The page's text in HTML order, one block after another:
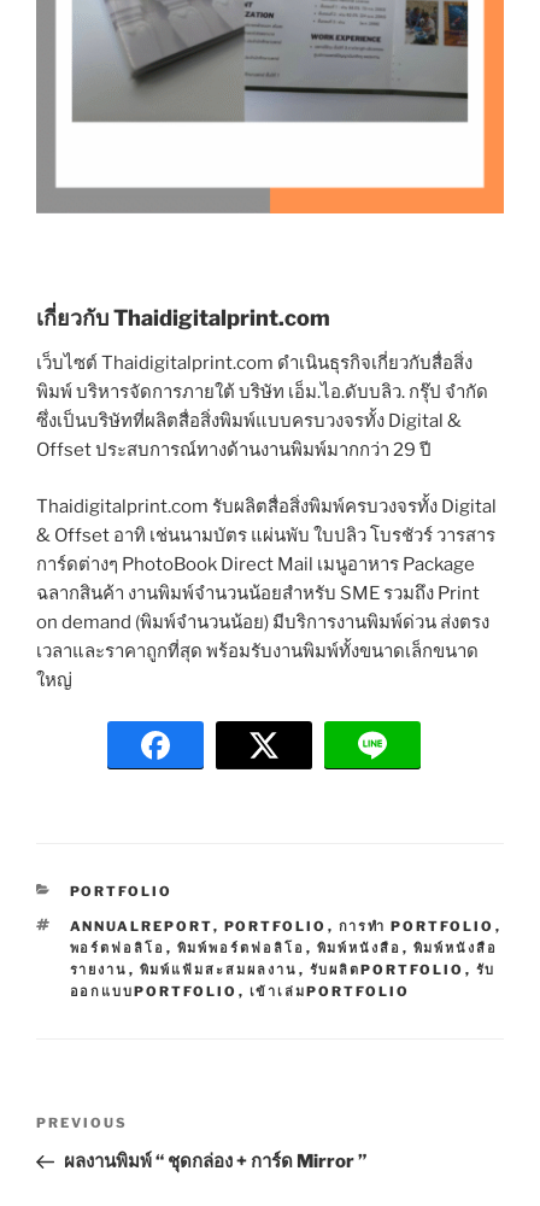
เกี่ยวกับ Thaidigitalprint.com
เว็บไซต์ Thaidigitalprint.com ดำเนินธุรกิจเกี่ยวกับสื่อสิ่ง
พิมพ์ บริหารจัดการภายใต้ บริษัท เอ็ม.ไอ.ดับบลิว. กรุ๊ป จำกัด
ซึ่งเป็นบริษัทที่ผลิตสื่อสิ่งพิมพ์แบบครบวงจรทั้ง Digital &
Offset ประสบการณ์ทางด้านงานพิมพ์มากกว่า 29 ปี
Thaidigitalprint.com รับผลิตสื่อสิ่งพิมพ์ครบวงจรทั้ง Digital
& Offset อาทิ เช่นนามบัตร แผ่นพับ ใบปลิว โบรชัวร์ วารสาร
การ์ดต่างๆ PhotoBook Direct Mail เมนูอาหาร Package
ฉลากสินค้า งานพิมพ์จำนวนน้อยสำหรับ SME รวมถึง Print
on demand (พิมพ์จำนวนน้อย) มีบริการงานพิมพ์ด่วน ส่งตรง
เวลาและราคาถูกที่สุด พร้อมรับงานพิมพ์ทั้งขนาดเล็กขนาด
ใหญ่
C
T
E
G
O
PORTFOLIO
T
A
G
S
ANNUALREPORT, PORTFOLIO , การทำ PORTFOLIO ,
พอร์ตฟอลิโอ , พิมพ์พอร์ตฟอลิโอ , พิมพ์หนังสือ , พิมพ์หนังสือ
รายงาน , พิมพ์แฟ้มสะสมผลงาน , รับผลิตPORTFOLIO , รับ
ออกแบบPORTFOLIO , เข้าเล่มPORTFOLIO
s
P
r
PREVIOUS
ผลงานพิมพ์ “ ชุดกล่อง + การ์ด Mirror ”